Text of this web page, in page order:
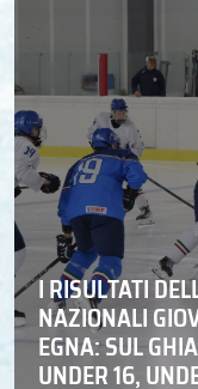
I RISULTATI
NAZIONALI
EGNA: SUL
UNDER 16,